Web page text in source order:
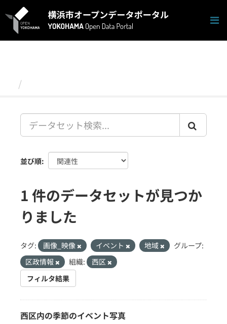
キ
並び順
1 件のデータセットが見つか
りました
タグ: 画像_映像 イベント 地域
グループ:
区政情報
組織:
西区
フィルタ結果
西区内の季節のイベント写真